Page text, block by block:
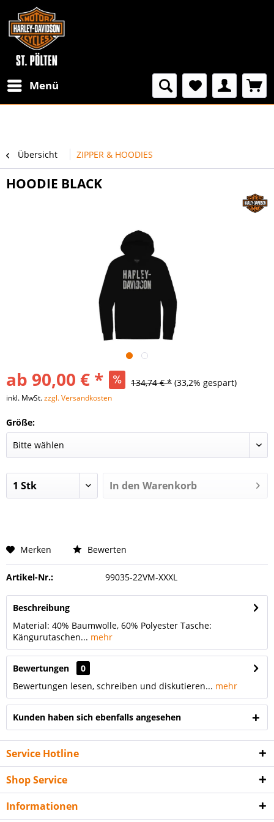
Menü
Übersicht ZIPPER & HOODIES
HOODIE BLACK
ab 90,00 € * 134,74 € * (33,2% gespart)
inkl. MwSt.zzgl. Versandkosten
Größe:
In den Warenkorb
Merken Bewerten
Artikel-Nr.: 99035-22VM-XXXL
Beschreibung
Material: 40% Baumwolle, 60% Polyester Tasche:
Kängurutaschen... mehr
Bewertungen
0
Bewertungen lesen, schreiben und diskutieren... mehr
Kunden haben sich ebenfalls angesehen
Service Hotline
Shop Service
Informationen